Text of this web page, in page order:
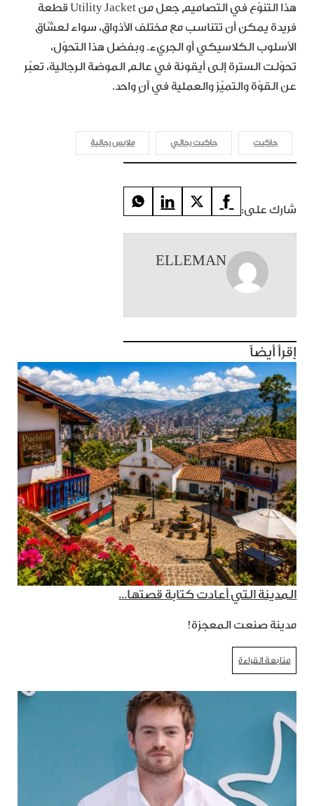
هذا التنوّع في التصاميم جعل من Utility Jacket قطعة
فريدة يمكن أن تتناسب مع مختلف الأذواق، سواء لعشّاق
الأسلوب الكلاسيكي أو الجريء. وبفضل هذا التحوّل،
تحوّلت السترة إلى أيقونة في عالم الموضة الرجالية، تعبّر
عن القوّة والتميّز والعملية في آنٍ واحد.
جاكيت جاكيت رجالي ملابس رجالية
شارك على:
ELLEMAN
إقرأ أيضاً
المدينة التي أعادت كتابة قصتها...
مدينة صنعت المعجزة!
متابعة القراءة